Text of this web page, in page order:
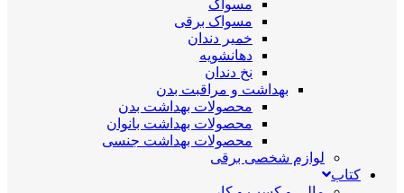
مسواک
مسواک برقی
خمیر دندان
دهانشویه
نخ دندان
بهداشت و مراقبت بدن
محصولات بهداشت بدن
محصولات بهداشت بانوان
محصولات بهداشت جنسی
لوازم شخصی برقی
کتاب